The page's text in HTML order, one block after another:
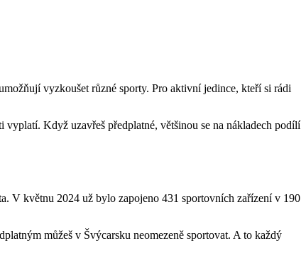
vyzkoušet různé sporty. Pro aktivní jedince, kteří si rádi
vyplatí. Když uzavřeš předplatné, většinou se na nákladech podílí
V květnu 2024 už bylo zapojeno 431 sportovních zařízení v 190
můžeš v Švýcarsku neomezeně sportovat. A to každý